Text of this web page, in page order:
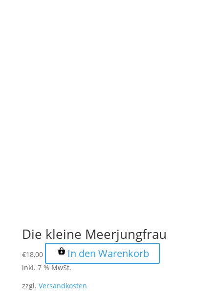
Die kleine Meerjungfrau
€18,00 In den Warenkorb
inkl. 7 % MwSt.
zzgl. Versandkosten